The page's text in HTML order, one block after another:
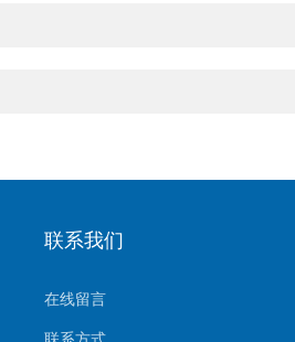
联系我们
在线留言
联系方式